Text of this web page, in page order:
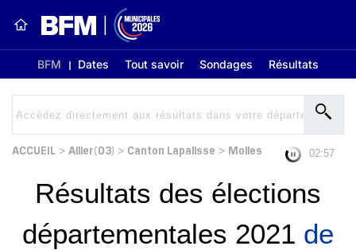
BFM Dates Tout savoir Sondages Résultats
ACCUEIL > Allier(03) > Canton Lapalisse > Molles 02:56
Résultats des élections
départementales 2021 de